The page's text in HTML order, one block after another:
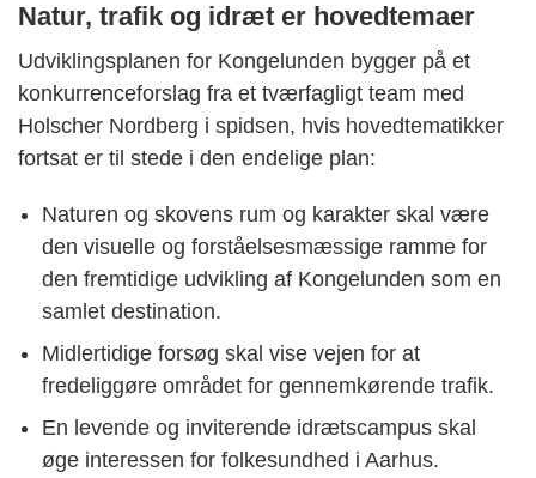
Natur, trafik og idræt er hovedtemaer
Udviklingsplanen for Kongelunden bygger på et
konkurrenceforslag fra et tværfagligt team med
Holscher Nordberg i spidsen, hvis hovedtematikker
fortsat er til stede i den endelige plan:
Naturen og skovens rum og karakter skal være
den visuelle og forståelsesmæssige ramme for
den fremtidige udvikling af Kongelunden som en
samlet destination.
Midlertidige forsøg skal vise vejen for at
fredeliggøre området for gennemkørende trafik.
En levende og inviterende idrætscampus skal
øge interessen for folkesundhed i Aarhus.